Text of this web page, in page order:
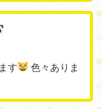
す
色々ありま